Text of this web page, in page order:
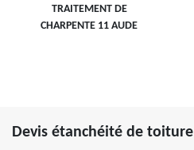
TRAITEMENT DE
CHARPENTE 11 AUDE
Devis étanchéité de toiture